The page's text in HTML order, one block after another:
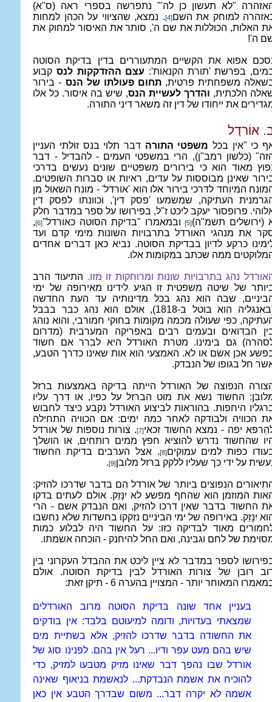
"לא תעשון כן לה'" נתפרשה בספרי ראה (ס"א)
למוחק את השם[4]. נמצא, שהציווי על הכהן למחות
האלות, הכוללות את שם ה', סותר את האיסור למחוק את
ה'!
אפוא את הקשיים המתעוררים בדין בדיקת הסוטה
בפרשת 'תורת הקנאות': עצם ההזדקקות לנס קבוע
משפחתית פרטית,תחום פעולתו של הנס - בירור
הלכתית, והדרך לעשיית הנס, שיש בה איסור. כל אלו
את ייחודו של דין זה משאר דיני התורה.
אוֹרדַל
כי "אין בכל משפטי התורה דבר תלוי בנס זולתי העניין
(כלשון רמב"ן), הרי במשפטי העמים - להבדיל - דבר
מאוד הוא כי בירורים משפטיים שונים נעשים בדרכי
שאינן מבוססות על עדים, ראיות או סברות השופטים.
המיוחד לדרכי בירור אלו הוא 'אורדל' - מונח השאול מן
העתיקה, שמשמעו 'פסק דין', וכוונתו לפסק דין
פרופסור יעקב ליכט ז"ל, בפירושו על ספר במדבר חלק
(ירושלים תשמ"ה)[5]ובמאמרו "בדיקת הסוטה כאורדל"[6]
,
את מנהגי האורדל בתרבויות השונות מימי קדם ועד
כרקע לדיון בבדיקת הסוטה. נביא כאן דברים אחדים
ממה שכתב במקומות אלו.
נהג בתרבויות שונות ומרוחקות זו מזו. התיעוד הרב
של שיטה משפטית זו הגיע לידינו מאירופה של ימי
שבה הוא נהג בכל מדינותיה עד העת החדשה
(באנגליה הוא בוטל ב-1818), אולם הוא נהג כבר בבבל
כפי שעולה מכמה מקומות בחוקי חמורבי, והוא נוהג
הבדואים ובעמים רבים באפריקה המערבית (מדרום
גם בימינו. מטרת האורדל היא לברר אם חשוד
אכן אשם או לא. האמצעי הוא אות שאינו כדרך הטבע,
חל בגופו של הנבדק.
הנפוצה של האורדל הייתה בדיקה באמצעות ברזל
החשוד נשא את מוט הברזל על כפיו, או דרך עליו
היחפות. בהוראות לביצוע האורדל נקבע כיצד לחבוש
הכוויה ולבודקה לאחר כמה ימים: אם הכוויה התחילה
יפה - נמצא החשוד זכאי[7]. צורות נוספות של אורדל
שהחשוד נדרש להוציא חפץ ממים רותחים, או הושלך
כפות למים עמוקים[8]. אצל הערבים בדיקת החשוד
על ידי כך שעליו ללקק ברזל מלובן[9]
.
הנפוצים ביותר של אורדל הם בדבר שדרכו להזיק:
המוזמן הוא שהחף מפשע לא יִנָּזֵק. אולם לעתים בדקו
החשוד בדבר שאין דרכו להזיק, ואם הנבדק אשם - הרי
יִנָּזֵק. באירופה של ימי הביניים נזקקו בחשדות שלא נחשבו
מאוד לבדיקה כזו: על החשוד היה לבלוע כמות
של לחם וגבינה, ואם החל להיחנק - הוכחה אשמתו.
לספר במדבר לא ציין ליכט את ההבדל העקרוני בין
רובן של צורות האורדל לבין בדיקת הסוטה. אולם
המאוחר יותר - המצויין בהערה 6 - תיקן זאת:
בעניין אחד שונה בדיקת הסוטה מרוב האורדלים
שמצאתי בעדויות, ודומה למיעוטם בלבד: אין בודקים
את החשודה בדבר שדרכו להזיק, אלא בשתיית מים
שיש בהם מעט עפר ודיו... רעל אין בהם. לפנינו סוג של
אורדל שבו נהפך דבר שאינו מזיק מטבעו למזיק, כדי
להוכיח את אשמת הנבדקת... לנאשמת בניאוף שאינה
אשמה לא יקרה דבר... משום שבדרך הטבע אין כאן